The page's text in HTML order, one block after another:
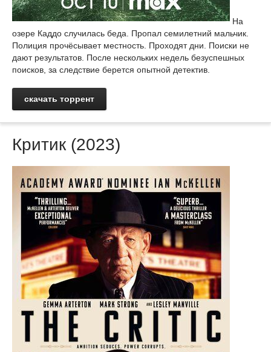
На
озере Каддо случилась беда. Пропал семилетний мальчик.
Полиция прочёсывает местность. Проходят дни. Поиски не
дают результатов. После нескольких недель безуспешных
поисков, за следствие берется опытной детектив.
скачать торрент
Критик (2023)